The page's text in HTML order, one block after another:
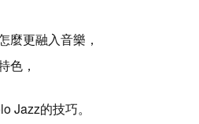
麼更融入音樂，
色，
Jazz的技巧。